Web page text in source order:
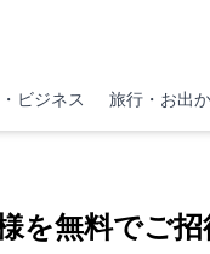
ビジネス 旅行・お出
を無料でご